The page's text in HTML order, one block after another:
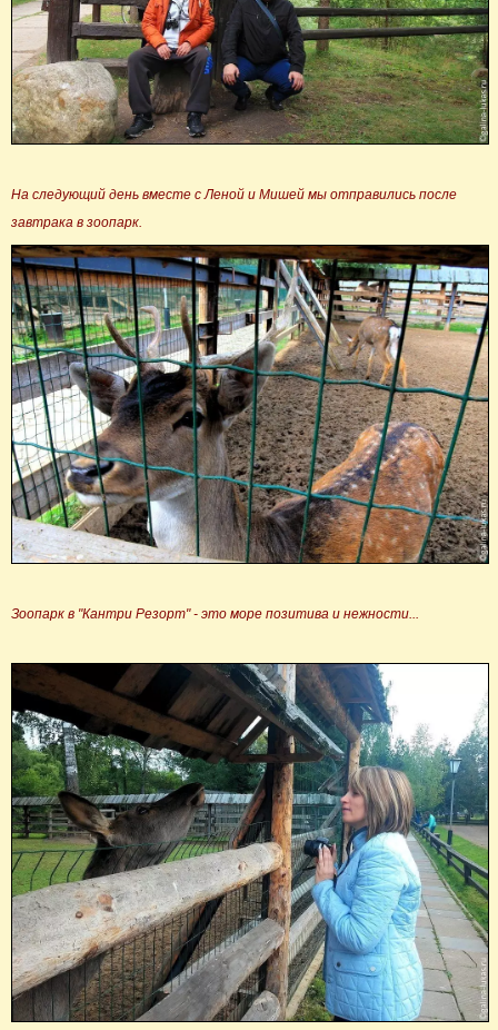
На следующий день вместе с Леной и Мишей мы отправились после
завтрака в зоопарк.
Зоопарк в "Кантри Резорт" - это море позитива и нежности...